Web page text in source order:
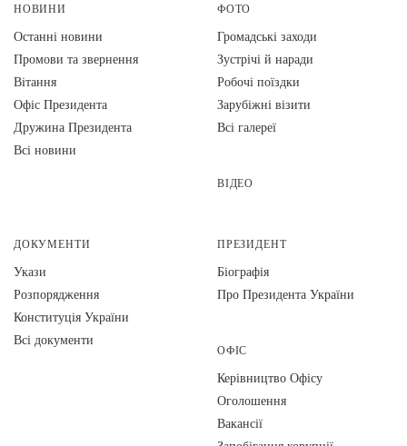
НОВИНИ
Останні новини
Промови та звернення
Вiтання
Офіс Президента
Дружина Президента
Всі новини
ФОТО
Громадські заходи
Зустрічі й наради
Робочі поїздки
Зарубіжні візити
Всі галереї
ВІДЕО
ДОКУМЕНТИ
Укази
Розпорядження
Конституція України
Всі документи
ПРЕЗИДЕНТ
Біографія
Про Президента України
ОФІС
Керівництво Офісу
Оголошення
Вакансії